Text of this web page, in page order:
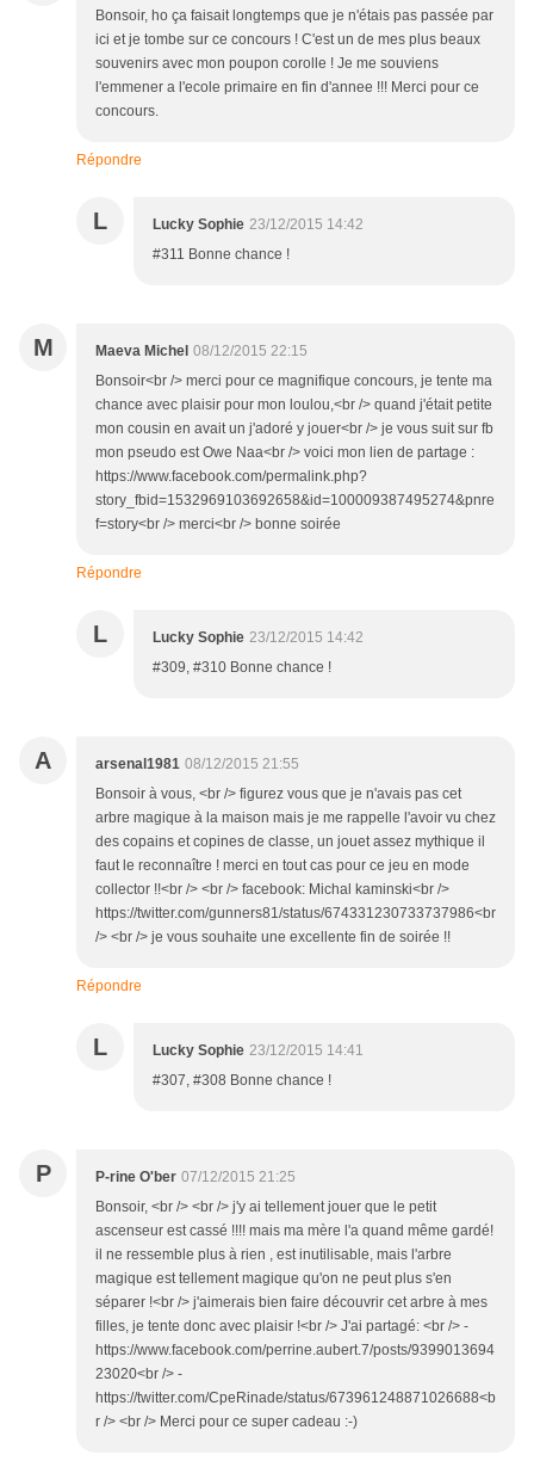
Bonsoir, ho ça faisait longtemps que je n'étais pas passée par
ici et je tombe sur ce concours ! C'est un de mes plus beaux
souvenirs avec mon poupon corolle ! Je me souviens
l'emmener a l'ecole primaire en fin d'annee !!! Merci pour ce
concours.
Répondre
L Lucky Sophie 23/12/2015 14:42
#311 Bonne chance !
M Maeva Michel 08/12/2015 22:15
Bonsoir<br /> merci pour ce magnifique concours, je tente ma
chance avec plaisir pour mon loulou,<br /> quand j'était petite
mon cousin en avait un j'adoré y jouer<br /> je vous suit sur fb
mon pseudo est Owe Naa<br /> voici mon lien de partage :
https://www.facebook.com/permalink.php?
story_fbid=1532969103692658&id=100009387495274&pnre
f=story<br /> merci<br /> bonne soirée
Répondre
L Lucky Sophie 23/12/2015 14:42
#309, #310 Bonne chance !
A arsenal1981 08/12/2015 21:55
Bonsoir à vous, <br /> figurez vous que je n'avais pas cet
arbre magique à la maison mais je me rappelle l'avoir vu chez
des copains et copines de classe, un jouet assez mythique il
faut le reconnaître ! merci en tout cas pour ce jeu en mode
collector !!<br /> <br /> facebook: Michal kaminski<br />
https://twitter.com/gunners81/status/674331230733737986<br
/> <br /> je vous souhaite une excellente fin de soirée !!
Répondre
L Lucky Sophie 23/12/2015 14:41
#307, #308 Bonne chance !
P P-rine O'ber 07/12/2015 21:25
Bonsoir, <br /> <br /> j'y ai tellement jouer que le petit
ascenseur est cassé !!!! mais ma mère l'a quand même gardé!
il ne ressemble plus à rien , est inutilisable, mais l'arbre
magique est tellement magique qu'on ne peut plus s'en
séparer !<br /> j'aimerais bien faire découvrir cet arbre à mes
filles, je tente donc avec plaisir !<br /> J'ai partagé: <br /> -
https://www.facebook.com/perrine.aubert.7/posts/9399013694
23020<br /> -
https://twitter.com/CpeRinade/status/673961248871026688<b
r /> <br /> Merci pour ce super cadeau :-)